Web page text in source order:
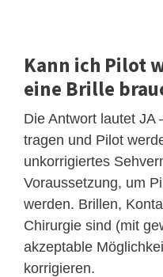
Kann ich Pilot
eine Brille
Die Antwort lautet JA
tragen und Pilot
unkorrigiertes
Voraussetzung, um
werden. Brillen,
Chirurgie sind (mit
akzeptable
korrigieren.